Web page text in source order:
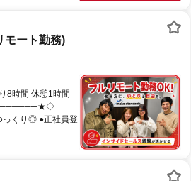
モート勤務)
8時間 休憩1時間
っくり◎ ●正社員登